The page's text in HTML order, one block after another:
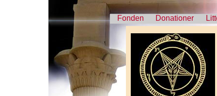
Fonden Donationer